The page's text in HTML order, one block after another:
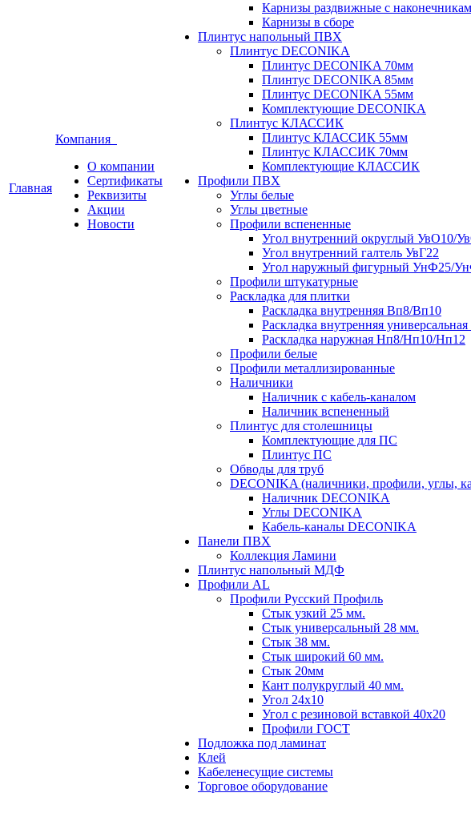
Главная
Компания
О компании
Сертификаты
Реквизиты
Акции
Новости
Карнизы раздвижные с
Карнизы в сборе
Плинтус напольный ПВХ
Плинтус DECONIKA
Плинтус DECONIKA 70мм
Плинтус DECONIKA 85мм
Плинтус DECONIKA 55мм
Комплектующие DECONIKA
Плинтус КЛАССИК
Плинтус КЛАССИК 55мм
Плинтус КЛАССИК 70мм
Комплектующие КЛАССИК
Профили ПВХ
Углы белые
Углы цветные
Профили вспененные
Угол внутренний округлый УвО10/
Угол внутренний галтель УвГ22
Угол наружный фигурный УнФ25/
Профили штукатурные
Раскладка для плитки
Раскладка внутренняя Вп8/Вп10
Раскладка внутренняя
Раскладка наружная Нп8/Нп10/Нп12
Профили белые
Профили металлизированные
Наличники
Наличник с кабель-каналом
Наличник вспененный
Плинтус для столешницы
Комплектующие для ПС
Плинтус ПС
Обводы для труб
DECONIKA (наличники, профили, углы,
Наличник DECONIKA
Углы DECONIKA
Кабель-каналы DECONIKA
Панели ПВХ
Коллекция Ламини
Плинтус напольный МДФ
Профили AL
Профили Русский Профиль
Стык узкий 25 мм.
Стык универсальный 28 мм.
Стык 38 мм.
Стык широкий 60 мм.
Стык 20мм
Кант полукруглый 40 мм.
Угол 24х10
Угол с резиновой вставкой 40х20
Профили ГОСТ
Подложка под ламинат
Клей
Кабеленесущие системы
Торговое оборудование